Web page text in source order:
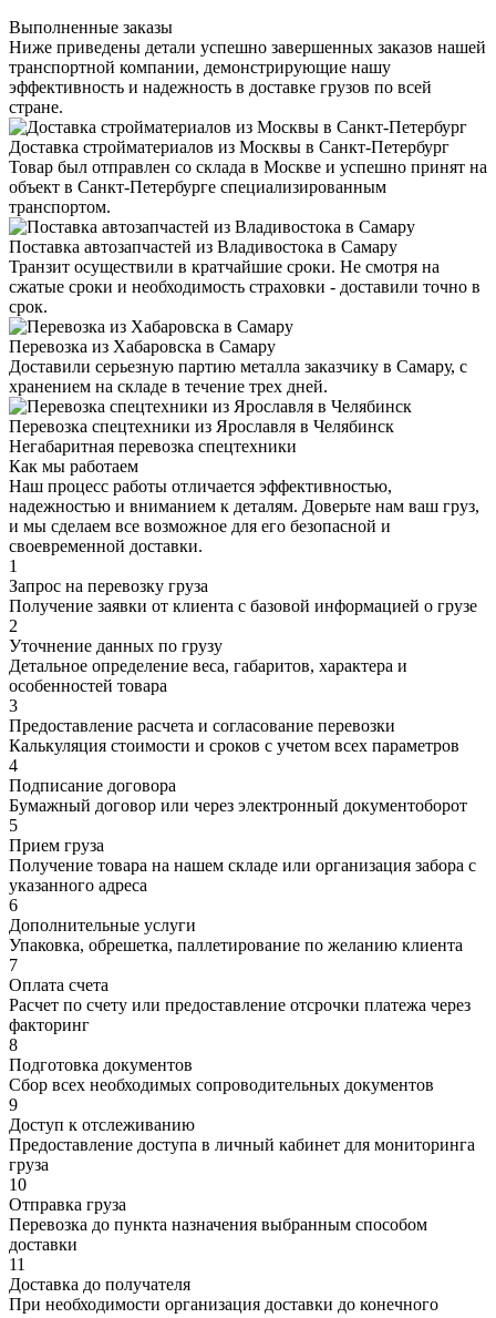
Выполненные заказы
Ниже приведены детали успешно завершенных заказов нашей
транспортной компании, демонстрирующие нашу
эффективность и надежность в доставке грузов по всей
стране.
Доставка стройматериалов из Москвы в Санкт-Петербург
Товар был отправлен со склада в Москве и успешно принят на
объект в Санкт-Петербурге специализированным
транспортом.
Поставка автозапчастей из Владивостока в Самару
Транзит осуществили в кратчайшие сроки. Не смотря на
сжатые сроки и необходимость страховки - доставили точно в
срок.
Перевозка из Хабаровска в Самару
Доставили серьезную партию металла заказчику в Самару, с
хранением на складе в течение трех дней.
Перевозка спецтехники из Ярославля в Челябинск
Негабаритная перевозка спецтехники
Как мы работаем
Наш процесс работы отличается эффективностью,
надежностью и вниманием к деталям. Доверьте нам ваш груз,
и мы сделаем все возможное для его безопасной и
своевременной доставки.
1
Запрос на перевозку груза
Получение заявки от клиента с базовой информацией о грузе
2
Уточнение данных по грузу
Детальное определение веса, габаритов, характера и
особенностей товара
3
Предоставление расчета и согласование перевозки
Калькуляция стоимости и сроков с учетом всех параметров
4
Подписание договора
Бумажный договор или через электронный документоборот
5
Прием груза
Получение товара на нашем складе или организация забора с
указанного адреса
6
Дополнительные услуги
Упаковка, обрешетка, паллетирование по желанию клиента
7
Оплата счета
Расчет по счету или предоставление отсрочки платежа через
факторинг
8
Подготовка документов
Сбор всех необходимых сопроводительных документов
9
Доступ к отслеживанию
Предоставление доступа в личный кабинет для мониторинга
груза
10
Отправка груза
Перевозка до пункта назначения выбранным способом
доставки
11
Доставка до получателя
При необходимости организация доставки до конечного